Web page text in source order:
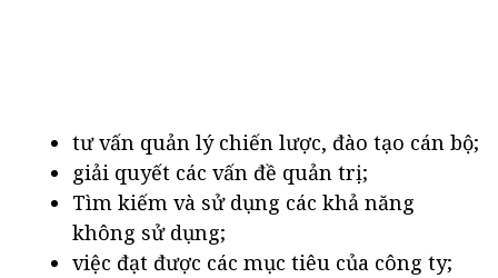
tư vấn quản lý chiến lược, đào tạo cán bộ;
giải quyết các vấn đề quản trị;
Tìm kiếm và sử dụng các khả năng
không sử dụng;
việc đạt được các mục tiêu của công ty;